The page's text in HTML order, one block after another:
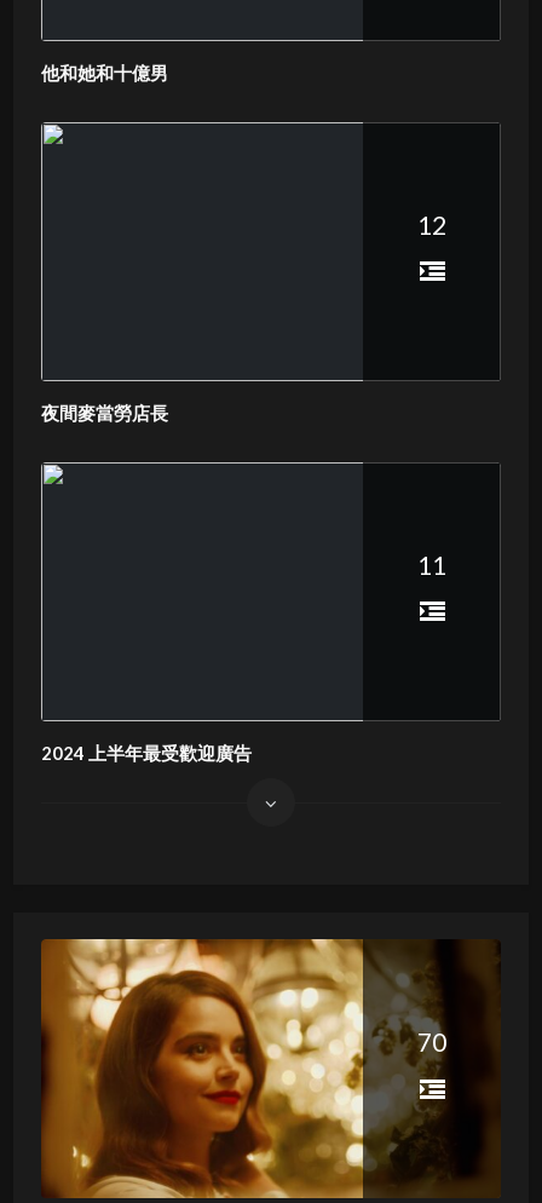
他和她和十億男
12
夜間麥當勞店長
11
2024 上半年最受歡迎廣告
70